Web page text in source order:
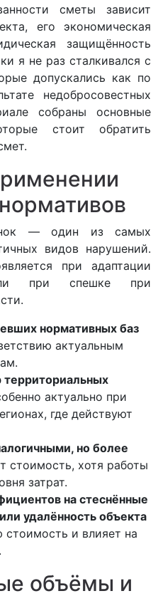
сметы зависит
его экономическая
защищённость
я не раз сталкивался с
допускались как по
недобросовестных
собраны основные
стоит обратить
— один из самых
видов нарушений.
при адаптации
при спешке при
нормативных баз
актуальным
актуально при
где действуют
но более
стоимость, хотя работы
затрат.
на стеснённые
удалённость объекта
и влияет на
объёмы и